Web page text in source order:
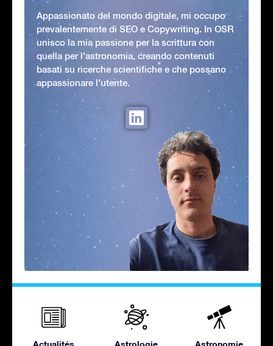
Appassionato del mondo digitale, mi occupo
prevalentemente di SEO e Copywriting. In OSR
unisco la mia passione per la scrittura con
quella per l'astronomia, creando contenuti
basati su ricerche scientifiche e che possano
appassionare l'utente.
Actualités Astrologie Astronomie